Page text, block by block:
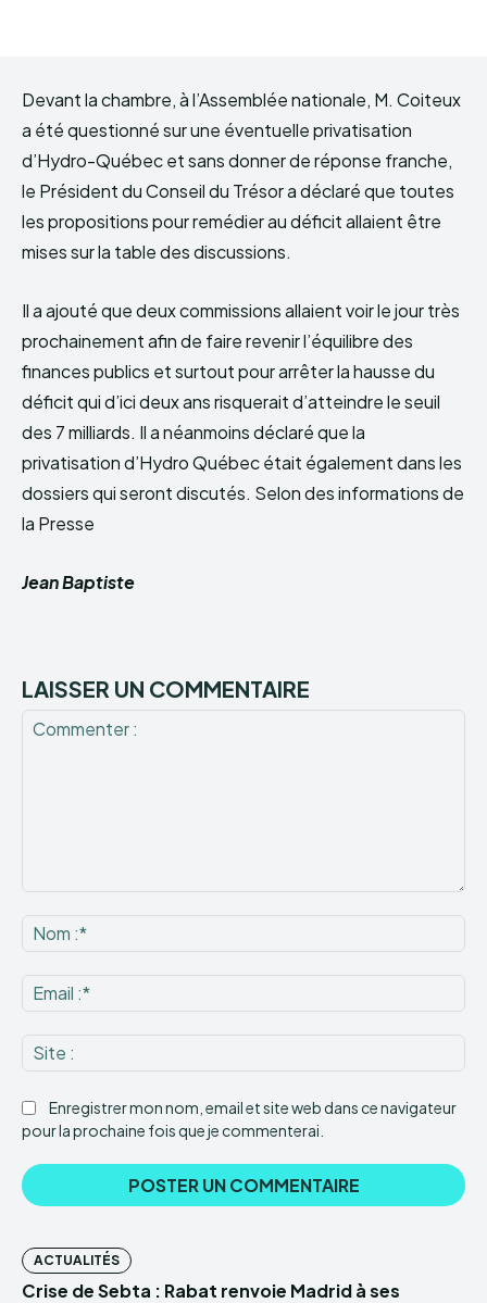
Devant la chambre, à l’Assemblée nationale, M. Coiteux
a été questionné sur une éventuelle privatisation
d’Hydro-Québec et sans donner de réponse franche,
le Président du Conseil du Trésor a déclaré que toutes
les propositions pour remédier au déficit allaient être
mises sur la table des discussions.
Il a ajouté que deux commissions allaient voir le jour très
prochainement afin de faire revenir l’équilibre des
finances publics et surtout pour arrêter la hausse du
déficit qui d’ici deux ans risquerait d’atteindre le seuil
des 7 milliards. Il a néanmoins déclaré que la
privatisation d’Hydro Québec était également dans les
dossiers qui seront discutés. Selon des informations de
la Presse
Jean Baptiste
LAISSER UN COMMENTAIRE
:*
:*
:
Enregistrer mon nom, email et site web dans ce navigateur
pour la prochaine fois que je commenterai.
ACTUALITÉS
Crise de Sebta : Rabat renvoie Madrid à ses